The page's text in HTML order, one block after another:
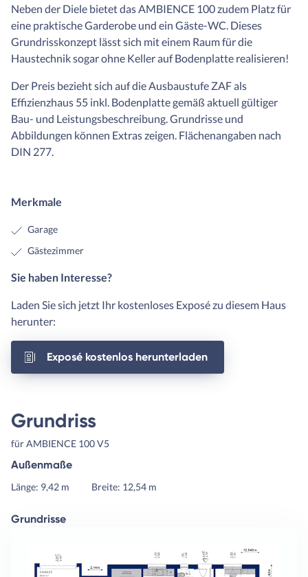
Neben der Diele bietet das AMBIENCE 100 zudem Platz für
eine praktische Garderobe und ein Gäste-WC. Dieses
Grundrisskonzept lässt sich mit einem Raum für die
Haustechnik sogar ohne Keller auf Bodenplatte realisieren!
Der Preis bezieht sich auf die Ausbaustufe ZAF als
Effizienzhaus 55 inkl. Bodenplatte gemäß aktuell gültiger
Bau- und Leistungsbeschreibung. Grundrisse und
Abbildungen können Extras zeigen. Flächenangaben nach
DIN 277.
Merkmale
Garage
Gästezimmer
Sie haben Interesse?
Laden Sie sich jetzt Ihr kostenloses Exposé zu diesem Haus
herunter:
Exposé kostenlos herunterladen
Grundriss
für AMBIENCE 100 V5
Außenmaße
Länge: 9,42 m Breite: 12,54 m
Grundrisse